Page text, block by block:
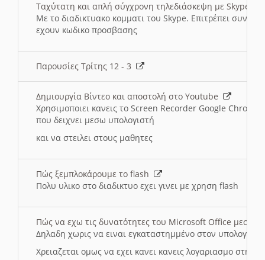
Ταχύτατη και απλή σύγχρονη τηλεδιάσκεψη με Skype
Με το διαδικτυακο κομματι του Skype. Επιτρέπει
εχουν κωδικο προσβασης
Παρουσίες Τρίτης 12 - 3
Δημιουργία Βίντεο και αποστολή στο Youtube
Χρησιμοποιει κανεις το Screen Recorder Google Chrome
που δειχνει μεσω υπολογιστή
και να στειλει στους μαθητες
Πώς ξεμπλοκάρουμε το flash
Πολυ υλικο στο διαδικτυο εχει γινει με χρηση flash
Πώς να εχω τις δυνατότητες του Microsoft Office μεσω
Δηλαδη χωρις να ειναι εγκαταστημμένο στον
Χρειαζεται ομως να εχει κανει κανεις λογαριασμο στη